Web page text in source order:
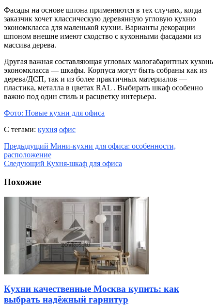
Фасады на основе шпона применяются в тех случаях, когда
заказчик хочет классическую деревянную угловую кухню
экономкласса для маленькой кухни. Варианты декорации
шпоном внешне имеют сходство с кухонными фасадами из
массива дерева.
Другая важная составляющая угловых малогабаритных кухонь
экономкласса — шкафы. Корпуса могут быть собраны как из
дерева/ДСП, так и из более практичных материалов —
пластика, металла в цветах RAL . Выбирать шкаф особенно
важно под один стиль и расцветку интерьера.
Фото: Новые кухни для офиса
С тегами: кухня офис
Предыдущий Мини-кухни для офиса: особенности,
расположение
Следующий Кухня-шкаф для офиса
Похожие
Кухни качественные Москва купить: как
выбрать надёжный гарнитур